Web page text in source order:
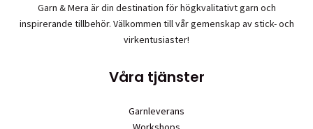
Garn & Mera är din destination för högkvalitativt garn och
inspirerande tillbehör. Välkommen till vår gemenskap av stick- och
virkentusiaster!
Våra tjänster
Garnleverans